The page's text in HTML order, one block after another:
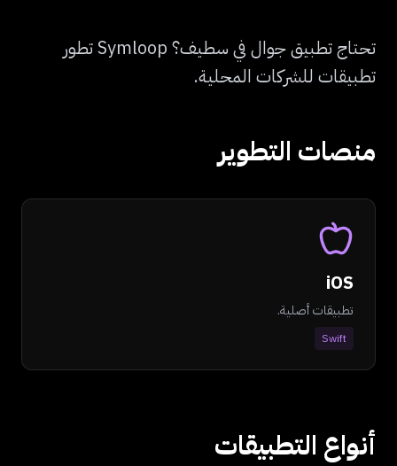
تحتاج تطبيق جوال في سطيف؟ Symloop تطور
تطبيقات للشركات المحلية.
منصات التطوير
iOS
تطبيقات أصلية.
Swift
أنواع التطبيقات